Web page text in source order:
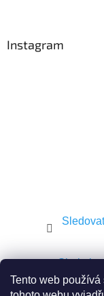
Tento web
Instagram